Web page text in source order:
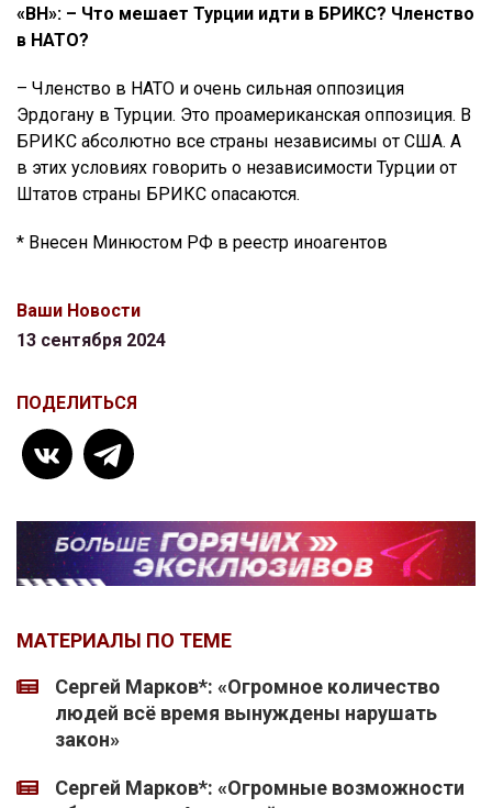
«ВН»: – Что мешает Турции идти в БРИКС? Членство
в НАТО?
– Членство в НАТО и очень сильная оппозиция
Эрдогану в Турции. Это проамериканская оппозиция. В
БРИКС абсолютно все страны независимы от США. А
в этих условиях говорить о независимости Турции от
Штатов страны БРИКС опасаются.
* Внесен Минюстом РФ в реестр иноагентов
Ваши Новости
13 сентября 2024
ПОДЕЛИТЬСЯ
МАТЕРИАЛЫ ПО ТЕМЕ
Сергей Марков*: «Огромное количество
людей всё время вынуждены нарушать
закон»
Сергей Марков*: «Огромные возможности